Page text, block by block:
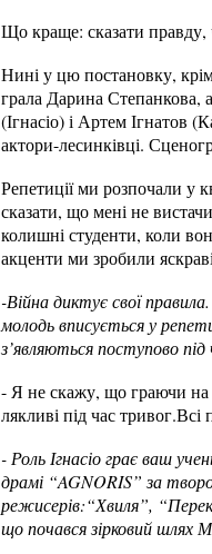
Що краще: сказати правду,
Нині у цю постановку,
грала Дарина Степанкова,
(Ігнасіо) і Артем Ігнатов
актори-лесинківці.
Репетиції ми розпочали у
сказати, що мені не
колишні студенти, коли
акценти ми зробили
-Війна диктує свої
молодь вписується у
з’являються поступово під
- Я не скажу, що граючи на
лякливі під час
- Роль Ігнасіо грає ваш
драмі “AGNORIS” за
режисерів:“Хвиля”,
що почався зірковий шлях